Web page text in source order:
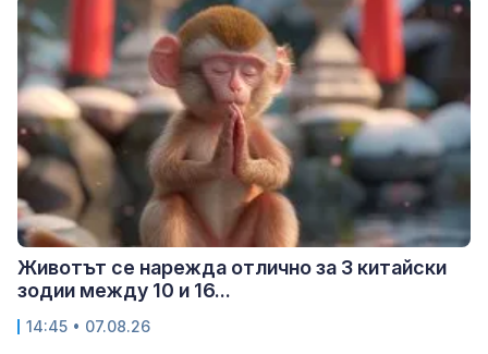
Животът се нарежда отлично за 3 китайски
зодии между 10 и 16...
14:45 • 07.08.26